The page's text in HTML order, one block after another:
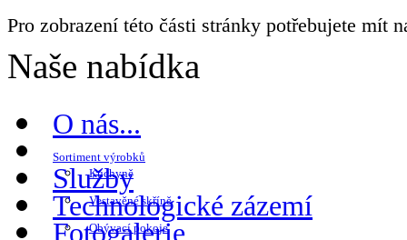
Pro zobrazení této části stránky potřebujete mít
Naše nabídka
O nás...
Sortiment výrobků
Kuchyně
Vestavěné skříně
Obývací pokoje
Služby
Technologické zázemí
Fotogalerie